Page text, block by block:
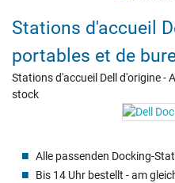
Stations d'accueil
portables et de
Stations d'accueil Dell d'origine -
stock
Alle passenden Docking-
Bis 14 Uhr bestellt - am